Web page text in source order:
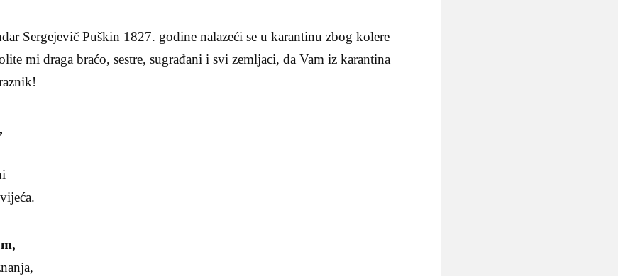
Sergejevič Puškin 1827. godine nalazeći se u karantinu zbog kolere
mi draga braćo, sestre, sugrađani i svi zemljaci, da Vam iz karantina